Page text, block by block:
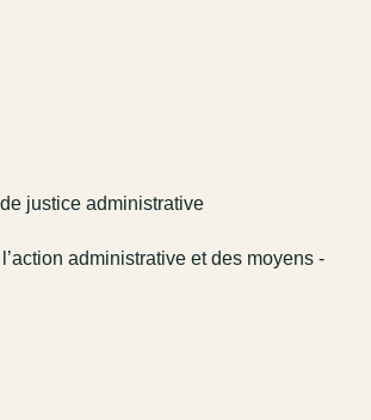
justice administrative
administrative et des moyens -